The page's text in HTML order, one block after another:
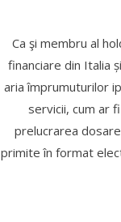
Ca şi membru al
financiare din Italia
aria împrumuturilor
servicii, cum ar
prelucrarea
primite în format